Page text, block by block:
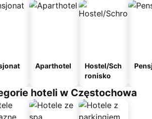
Aparthotel
Hostel/Sch
ronisko
hoteli w Częstochowa